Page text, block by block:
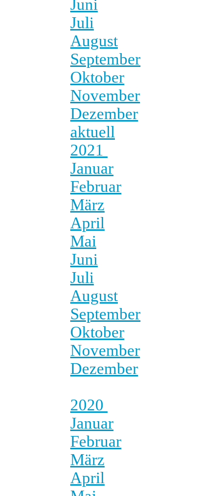
Juni
Juli
August
September
Oktober
November
Dezember
aktuell
2021
Januar
Februar
März
April
Mai
Juni
Juli
August
September
Oktober
November
Dezember
2020
Januar
Februar
März
April